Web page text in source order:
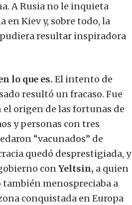
A Rusia no le inquieta
Kiev y, sobre todo, la
resultar inspiradora
lo que es. El intento de
resultó un fracaso. Fue
origen de las fortunas de
y personas con tres
“vacunados” de
quedó desprestigiada, y
conYeltsin, a quien
menospreciaba a
conquistada en Europa